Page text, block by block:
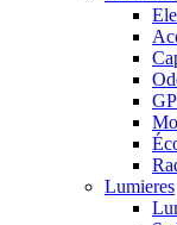
Lumieres